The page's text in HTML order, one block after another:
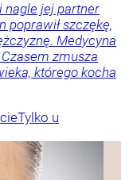
nagle jej partner
poprawił szczękę,
Medycyna
zmusza
którego kocha
Tylko u